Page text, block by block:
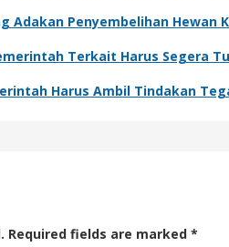
Adakan Penyembelihan Hewan
Terkait Harus Segera
Harus Ambil Tindakan
Required fields are marked *